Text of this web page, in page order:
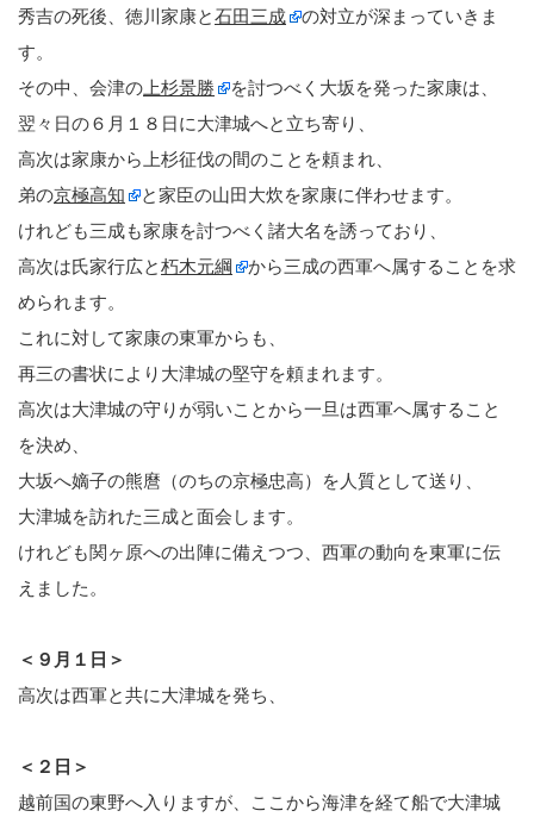
秀吉の死後、徳川家康と石田三成
の対立が深まっていきま
す。
その中、会津の 上杉景勝
を討つべく大坂を発った家康は、
翌々日の６月１８日に大津城へと立ち寄り、
高次は家康から上杉征伐の間のことを頼まれ、
弟の京極高知
と家臣の山田大炊を家康に伴わせます。
けれども三成も家康を討つべく諸大名を誘っており、
高次は氏家行広と朽木元綱
から三成の西軍へ属することを求
められます。
これに対して家康の東軍からも、
再三の書状により大津城の堅守を頼まれます。
高次は大津城の守りが弱いことから一旦は西軍へ属すること
を決め、
大坂へ嫡子の熊麿（のちの京極忠高）を人質として送り、
大津城を訪れた三成と面会します。
けれども関ヶ原への出陣に備えつつ、西軍の動向を東軍に伝
えました。
＜９月１日＞
高次は西軍と共に大津城を発ち、
＜２日＞
越前国の東野へ入りますが、ここから海津を経て船で大津城